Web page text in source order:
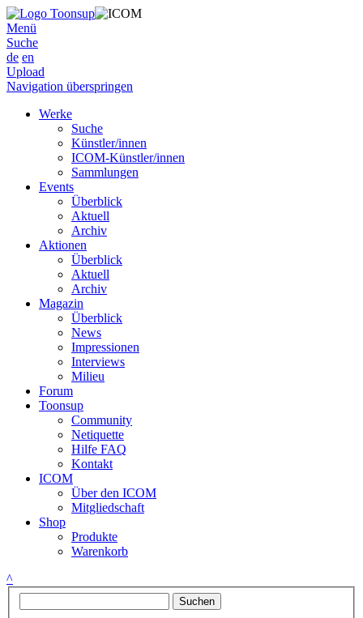
Menü
Suche
de en
Upload
Navigation überspringen
Werke
Suche
Künstler/innen
ICOM-Künstler/innen
Sammlungen
Events
Überblick
Aktuell
Archiv
Aktionen
Überblick
Aktuell
Archiv
Magazin
Überblick
News
Impressionen
Interviews
Milieu
Forum
Toonsup
Community
Netiquette
Hilfe FAQ
Kontakt
ICOM
Über den ICOM
Mitgliedschaft
Shop
Produkte
Warenkorb
^
Suchen